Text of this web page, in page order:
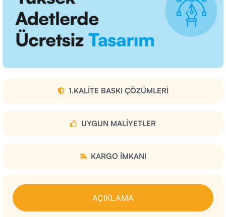
1.KALITE BASKI ÇÖZÜMLERI
UYGUN MALIYETLER
KARGO IMKANI
AÇIKLAMA